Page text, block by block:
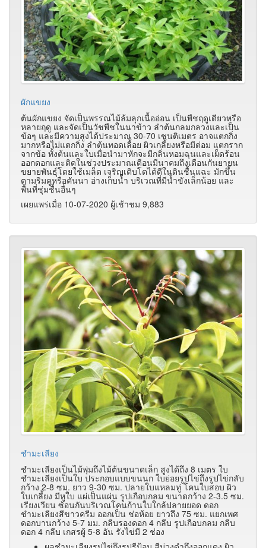
ผักแขยง
ต้นผักแขยง จัดเป็นพรรณไม้ล้มลุกเนื้ออ่อน เป็นพืชฤดูเดียวหรือ
หลายฤดู และจัดเป็นวัชพืชในนาข้าว ลำต้นกลมกลวงและเป็น
ข้อๆ และมีความสูงได้ประมาณ 30-70 เซนติเมตร อาจแตกกิ่ง
มากหรือไม่แตกกิ่ง ลำต้นทอดเลื้อย ผิวเกลี้ยงหรือมีต่อม แตกราก
จากข้อ ทั้งต้นและใบเมื่อนำมาหักจะมีกลิ่นหอมฉุนและเผ็ดร้อน
ออกดอกและติดในช่วงประมาณเดือนมีนาคมถึงเดือนกันยายน
ขยายพันธุ์โดยใช้เมล็ด เจริญเติบโตได้ดีในดินชื้นแฉะ มักขึ้น
ตามริมคูหรือคันนา อ่างเก็บน้ำ บริเวณที่มีน้ำขังเล็กน้อย และ
พื้นที่ชุ่มชื้นอื่นๆ
เผยแพร่เมื่อ 10-07-2020 ผู้เช้าชม 9,883
ชำมะเลียง
ชำมะเลียงเป็นไม้พุ่มถึงไม้ต้นขนาดเล็ก สูงได้ถึง 8 เมตร ใบ
ชำมะเลียงเป็นใบ ประกอบแบบขนนก ใบย่อยรูปไข่ถึงรูปไข่กลับ
กว้าง 2-8 ซม. ยาว 9-30 ซม. ปลายใบแหลมทู่ โคนใบสอบ ผิว
ใบเกลี้ยง มีหูใบ แผ่เป็นแผ่น รูปเกือบกลม ขนาดกว้าง 2-3.5 ซม.
เรียงเวียน ซ้อนกันบริเวณโคนก้านใบใกล้ปลายยอด ดอก
ชำมะเลียงสีขาวครีม ออกเป็น ช่อห้อย ยาวถึง 75 ซม. แยกเพศ
ดอกบานกว้าง 5-7 มม. กลีบรองดอก 4 กลีบ รูปเกือบกลม กลีบ
ดอก 4 กลีบ เกสรผู้ 5-8 อัน รังไข่มี 2 ช่อง